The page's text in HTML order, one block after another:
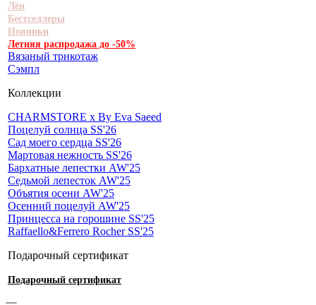
Лён
Бестселлеры
Новинки
Летняя распродажа до -50%
Вязаный трикотаж
Сэмпл
Коллекции
CHARMSTORE х By Eva Saeed
Поцелуй солнца SS'26
Сад моего сердца SS'26
Мартовая нежность SS'26
Бархатные лепестки AW'25
Седьмой лепесток AW'25
Объятия осени AW'25
Осенний поцелуй AW'25
Принцесса на горошине SS'25
Raffaello&Ferrero Rocher SS'25
Подарочный сертификат
Подарочный сертификат